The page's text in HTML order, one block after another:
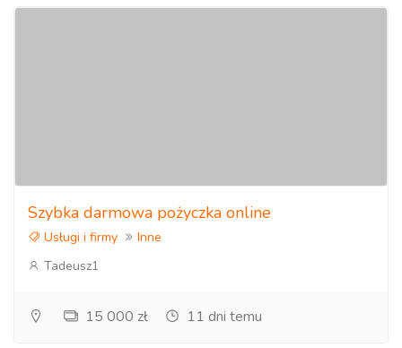
Szybka darmowa pożyczka online
Usługi i firmy
Inne
Tadeusz1
15 000 zł 11 dni temu